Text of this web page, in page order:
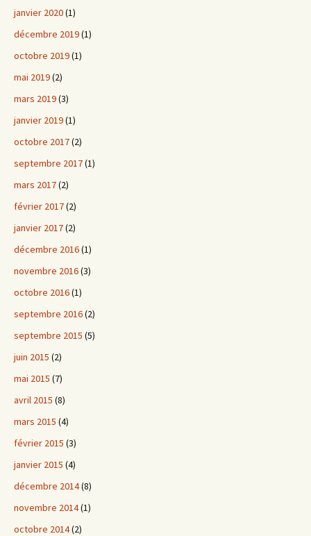
janvier 2020(1)
décembre 2019(1)
octobre 2019(1)
mai 2019(2)
mars 2019(3)
janvier 2019(1)
octobre 2017(2)
septembre 2017(1)
mars 2017(2)
février 2017(2)
janvier 2017(2)
décembre 2016(1)
novembre 2016(3)
octobre 2016(1)
septembre 2016(2)
septembre 2015 (5)
juin 2015 (2)
mai 2015 (7)
avril 2015 (8)
mars 2015 (4)
février 2015 (3)
janvier 2015 (4)
décembre 2014(8)
novembre 2014(1)
octobre 2014(2)